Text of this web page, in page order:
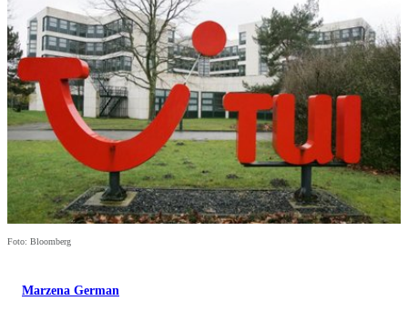
Foto: Bloomberg
Marzena German